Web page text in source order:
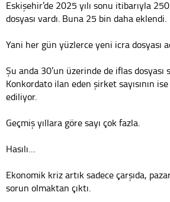
Eskişehir’de 2025 yılı sonu itibarıyla
dosyası vardı. Buna 25 bin daha eklendi.
Yani her gün yüzlerce yeni icra dosyası
Şu anda 30’un üzerinde de iflas dosyası
Konkordato ilan eden şirket sayısının
ediliyor.
Geçmiş yıllara göre sayı çok fazla.
Hasılı…
Ekonomik kriz artık sadece çarşıda,
sorun olmaktan çıktı.